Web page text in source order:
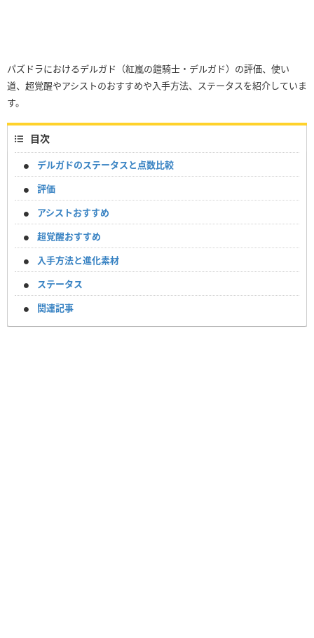
パズドラにおけるデルガド（紅嵐の鎧騎士・デルガド）の評価、使い
道、超覚醒やアシストのおすすめや入手方法、ステータスを紹介していま
す。
目次
デルガドのステータスと点数比較
評価
アシストおすすめ
超覚醒おすすめ
入手方法と進化素材
ステータス
関連記事